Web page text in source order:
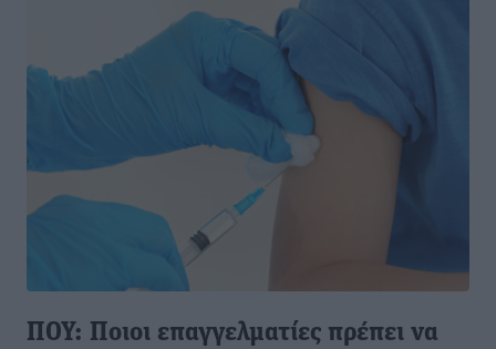
ΠΟΥ: Ποιοι επαγγελματίες πρέπει να